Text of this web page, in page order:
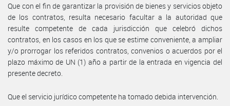
Que con el fin de garantizar la provisión de bienes y servicios objeto
de los contratos, resulta necesario facultar a la autoridad que
resulte competente de cada jurisdicción que celebró dichos
contratos, en los casos en los que se estime conveniente, a ampliar
y/o prorrogar los referidos contratos, convenios o acuerdos por el
plazo máximo de UN (1) año a partir de la entrada en vigencia del
presente decreto.
Que el servicio jurídico competente ha tomado debida intervención.